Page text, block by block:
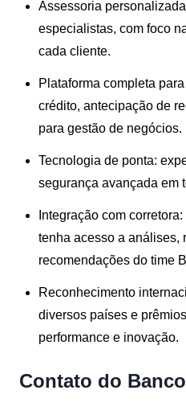
Assessoria personalizada
especialistas, com foco
cada cliente.
Plataforma completa
crédito, antecipação de
para gestão de negócios.
Tecnologia de ponta:
segurança avançada em
Integração com corretora:
tenha acesso a análises,
recomendações do time
Reconhecimento
diversos países e
performance e inovação.
Contato do Banco